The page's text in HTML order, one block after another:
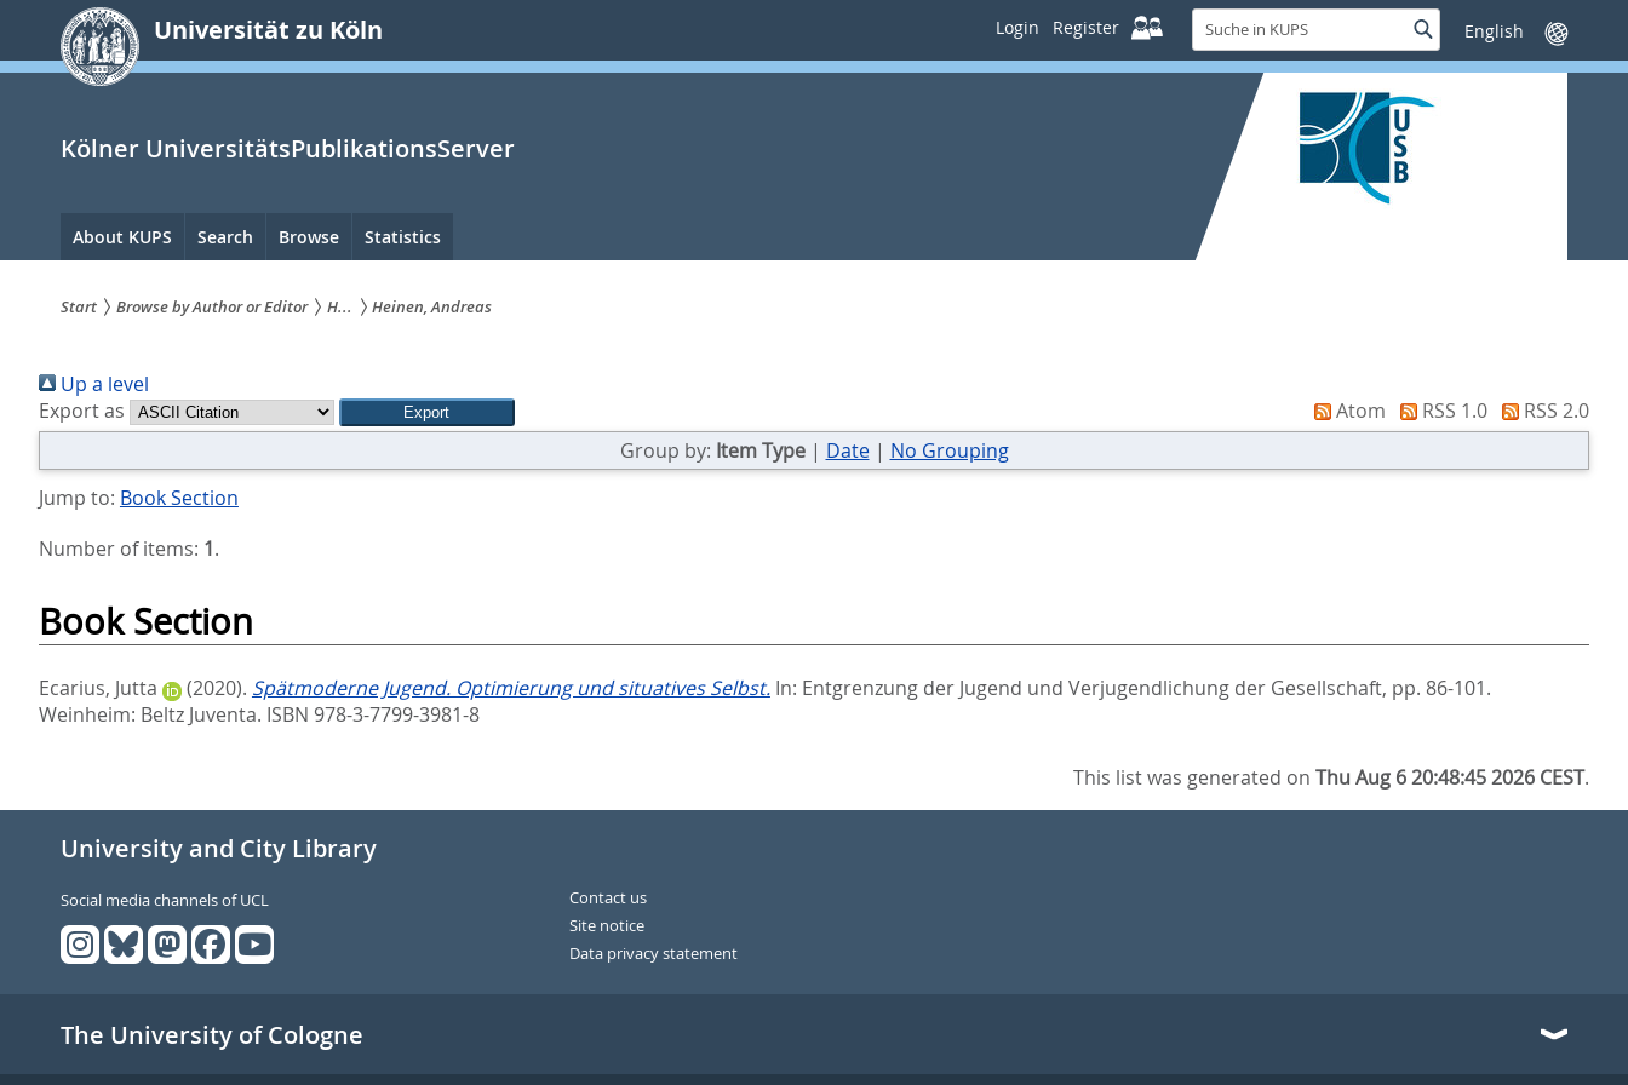
springen
Universität zu Köln Login Register
Suche
in
KUPS
SucheSprache
wechseln
Kölner UniversitätsPublikationsServer
Hauptnavigation
About KUPS Search Browse Statistics
sind
hier:
Start Browse by Author or Editor H... Heinen, Andreas
Up a level
Export as
Atom RSS 1.0
RSS 2.0
Group by: Item Type| Date| No Grouping
Jump to: Book Section
Number of items: 1.
Book Section
Ecarius, Jutta (2020). Spätmoderne Jugend. Optimierung und situatives Selbst. In: Entgrenzung der Jugend und Verjugendlichung der Gesellschaft, pp. 86-101.
Weinheim: Beltz Juventa. ISBN 978-3-7799-3981-8
This list was generated onThu Aug 6 20:48:45 2026 CEST.
University and City Library
Social media channels of UCL
Contact us
Site notice
Data privacy statement
The University of Cologne